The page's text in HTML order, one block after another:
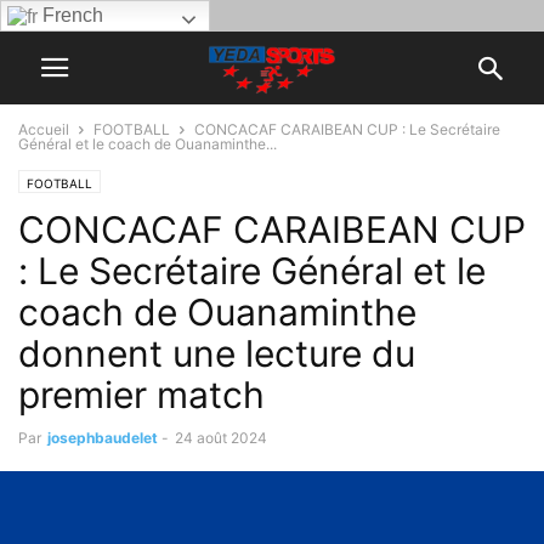
French
Accueil FOOTBALL
CONCACAF CARAIBEAN CUP : Le Secrétaire
Général et le coach de Ouanaminthe...
FOOTBALL
CONCACAF CARAIBEAN CUP
: Le Secrétaire Général et le
coach de Ouanaminthe
donnent une lecture du
premier match
Par josephbaudelet - 24 août 2024